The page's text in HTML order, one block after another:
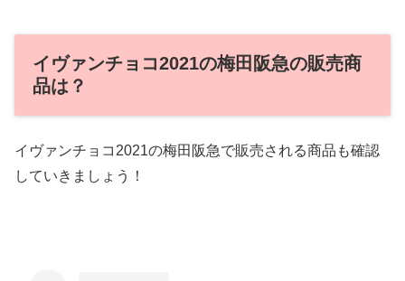
イヴァンチョコ2021の梅田阪急の販売商
品は？
イヴァンチョコ2021の梅田阪急で販売される商品も確認
していきましょう！